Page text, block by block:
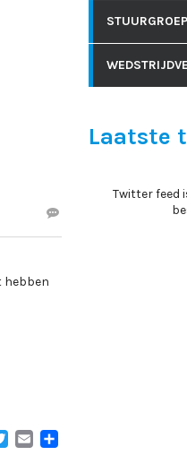
hebben
TWITTER
EMAIL
STUURGROEP
Laatste
Twitter feed